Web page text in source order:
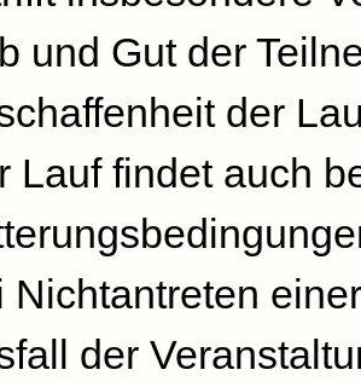
und Gut der
der
Lauf findet auch
Nichtantreten
der